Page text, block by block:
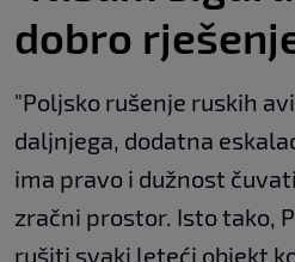
dobro
"Poljsko rušenje ruskih
daljnjega, dodatna
ima pravo i dužnost
zračni prostor. Isto tako,
rušiti svaki leteći objekt